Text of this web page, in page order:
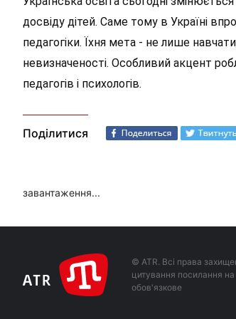
досвіду дітей. Саме тому в Україні
педагогіки. Їхня мета - не лише
невизначеності. Особливий акцент
педагогів і психологів.
Поділитися
завантаження...
© ATR. Всі права
цитування посилання
обов'язкове